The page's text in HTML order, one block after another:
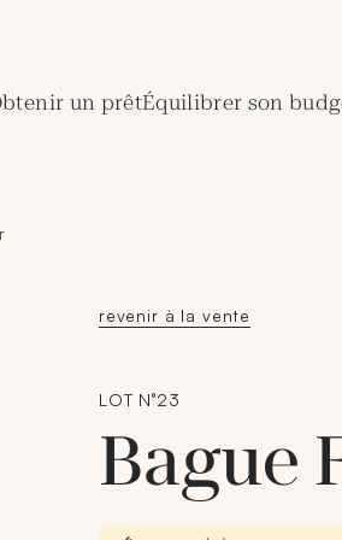
un prêtÉquilibrer son
revenir à la vente
LOT N°23
Bague